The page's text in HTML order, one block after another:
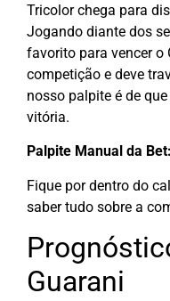
Tricolor chega para
Jogando diante dos
favorito para vencer o
competição e deve
nosso palpite é de
vitória.
Palpite Manual da
Fique por dentro do
saber tudo sobre a
Guarani